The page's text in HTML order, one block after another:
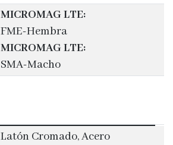
MICROMAG LTE:
FME-Hembra
MICROMAG LTE:
SMA-Macho
Latón Cromado, Acero